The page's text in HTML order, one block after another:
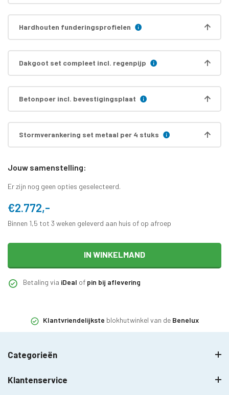
Hardhouten funderingsprofielen
Dakgoot set compleet incl. regenpijp
Betonpoer incl. bevestigingsplaat
Stormverankering set metaal per 4 stuks
Jouw samenstelling:
Er zijn nog geen opties geselecteerd.
€2.772,-
Binnen 1,5 tot 3 weken geleverd aan huis of op afroep
IN WINKELMAND
Betaling via iDeal of pin bij aflevering
Klantvriendelijkste blokhutwinkel van de Benelux
Categorieën
Klantenservice